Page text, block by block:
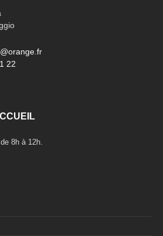
22
8h à 12h.